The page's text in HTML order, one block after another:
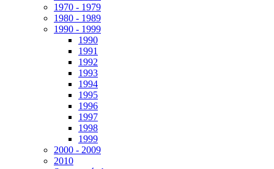
1970 - 1979
1980 - 1989
1990 - 1999
1990
1991
1992
1993
1994
1995
1996
1997
1998
1999
2000 - 2009
2010